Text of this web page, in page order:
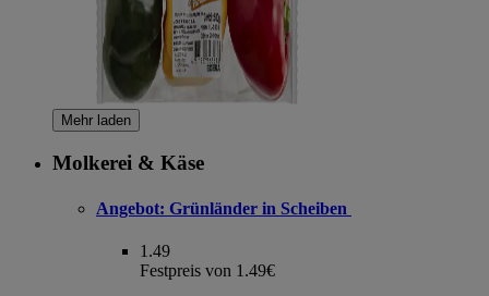
Mehr laden
Molkerei & Käse
Angebot: Grünländer in Scheiben
1.49
Festpreis von 1.49€